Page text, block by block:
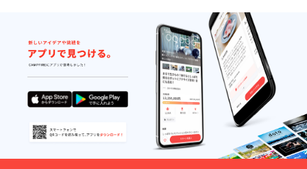
お取り
置きお
申込み
時にオ
ンライ
ン決済
（クレ
ジット
のみ）
してい
ただき
ました
会員さ
まは優
BAKE
&
CAFE」
の焼き
菓子と
のコラ
ボも予
定して
おりま
す。 ※
今回の
リター
ンに
は、お
ただき
たいと
思いま
す。